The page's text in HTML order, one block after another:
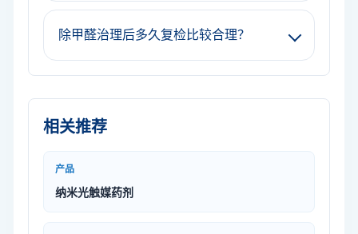
除甲醛治理后多久复检比较合理？
相关推荐
产品
纳米光触媒药剂